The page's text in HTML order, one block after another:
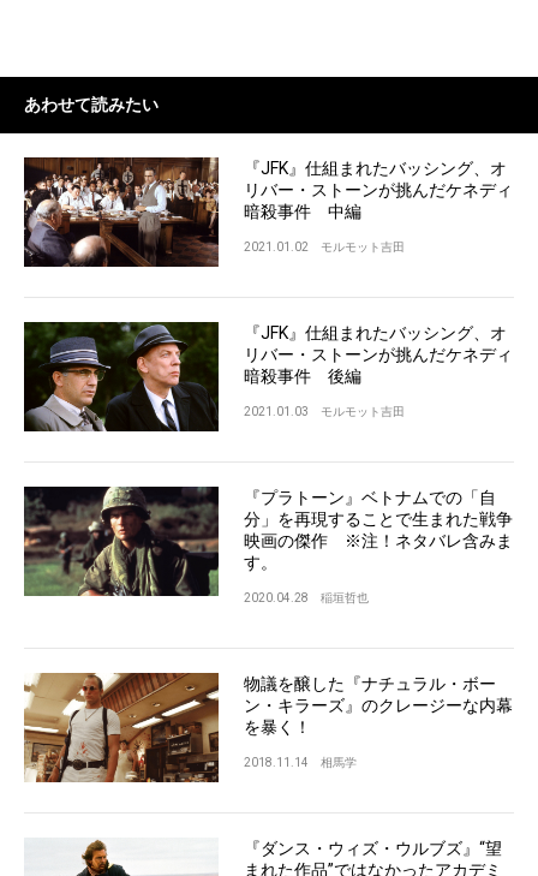
あわせて読みたい
『JFK』仕組まれたバッシング、オ
リバー・ストーンが挑んだケネディ
暗殺事件 中編
2021.01.02 モルモット吉田
『JFK』仕組まれたバッシング、オ
リバー・ストーンが挑んだケネディ
暗殺事件 後編
2021.01.03 モルモット吉田
『プラトーン』ベトナムでの「自
分」を再現することで生まれた戦争
映画の傑作 ※注！ネタバレ含みま
す。
2020.04.28 稲垣哲也
物議を醸した『ナチュラル・ボー
ン・キラーズ』のクレージーな内幕
を暴く！
2018.11.14 相馬学
『ダンス・ウィズ・ウルブズ』“望
まれた作品”ではなかったアカデミ